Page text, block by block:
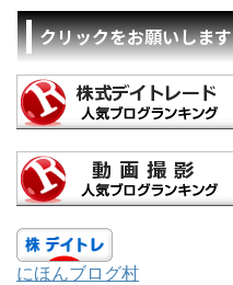
クリックをお願いします
にほんブログ村